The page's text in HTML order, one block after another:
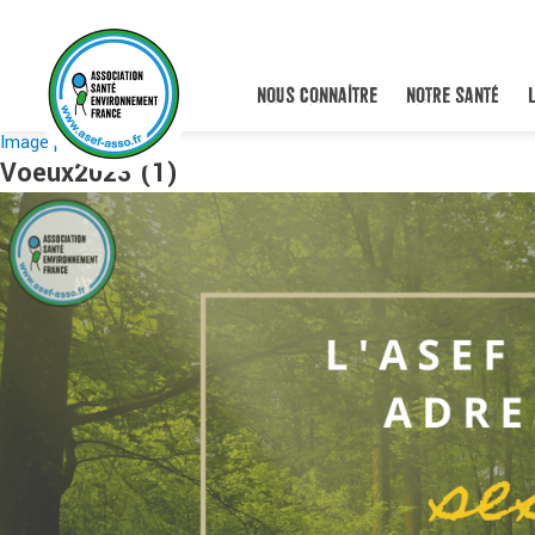
NOUS CONNAÎTRE NOTRE SANTÉ
Image précédente
Voeux2023 (1)